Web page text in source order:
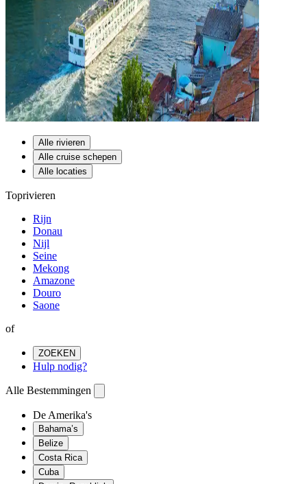
Alle rivieren
Alle cruise schepen
Alle locaties
Toprivieren
Rijn
Donau
Nijl
Seine
Mekong
Amazone
Douro
Saone
of
ZOEKEN
Hulp nodig?
Alle Bestemmingen
De Amerika's
Bahama’s
Belize
Costa Rica
Cuba